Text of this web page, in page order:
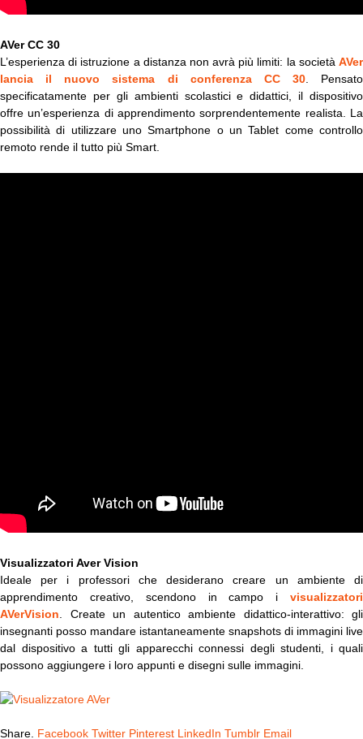
AVer CC 30
L’esperienza di istruzione a distanza non avrà più limiti: la società AVer
lancia il nuovo sistema di conferenza CC 30. Pensato
specificatamente per gli ambienti scolastici e didattici, il dispositivo
offre un’esperienza di apprendimento sorprendentemente realista. La
possibilità di utilizzare uno Smartphone o un Tablet come controllo
remoto rende il tutto più Smart.
Visualizzatori Aver Vision
Ideale per i professori che desiderano creare un ambiente di
apprendimento creativo, scendono in campo i visualizzatori
AVerVision . Create un autentico ambiente didattico-interattivo: gli
insegnanti posso mandare istantaneamente snapshots di immagini live
dal dispositivo a tutti gli apparecchi connessi degli studenti, i quali
possono aggiungere i loro appunti e disegni sulle immagini.
Share. Facebook Twitter Pinterest LinkedIn Tumblr Email